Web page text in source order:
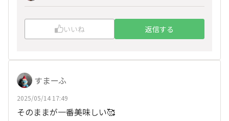
いいね 返信する
すまーふ
2025/05/14 17:49
そのままが一番美味しい🥰